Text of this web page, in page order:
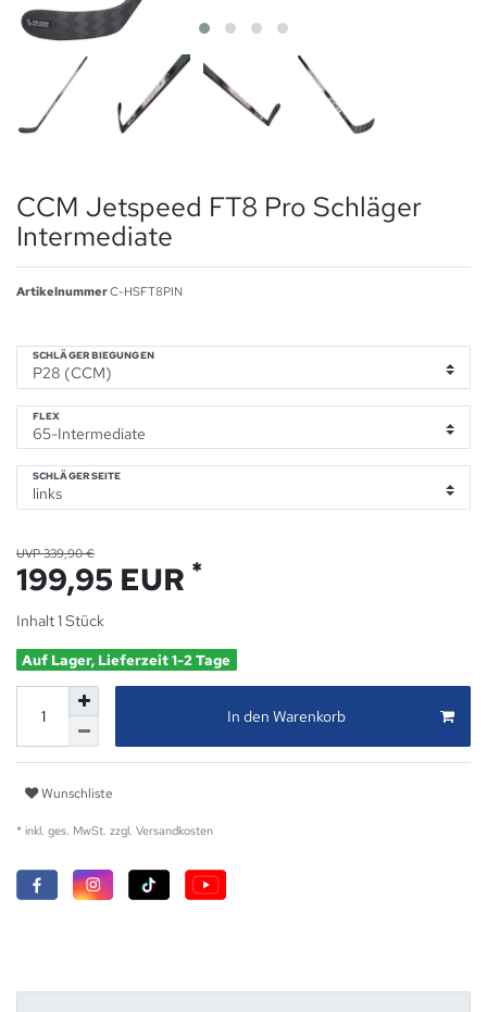
CCM Jetspeed FT8 Pro Schläger
Intermediate
ArtikelnummerC-HSFT8PIN
SCHLÄGER BIEGUNGEN
FLEX
SCHLÄGER SEITE
UVP 339,90 €
199,95 EUR *
Inhalt1Stück
Auf Lager, Lieferzeit 1-2 Tage
In den Warenkorb
Wunschliste
* inkl. ges. MwSt. zzgl. Versandkosten